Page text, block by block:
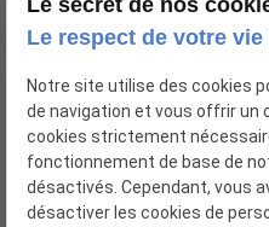
Le secret de nos
Le respect de votre vie
Notre site utilise des cookies
de navigation et vous offrir un
cookies strictement
fonctionnement de base de
désactivés. Cependant, vous
désactiver les cookies de